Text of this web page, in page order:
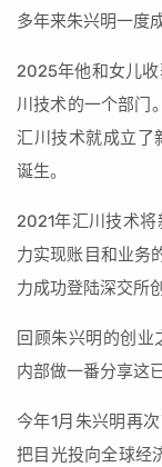
多年来朱兴明一度
2025年他和女儿收
川技术的一个部门
汇川技术就成立了
诞生。
2021年汇川技术
力实现账目和业务
力成功登陆深交所
回顾朱兴明的创
内部做一番分享这
今年1月朱兴明再
把目光投向全球经